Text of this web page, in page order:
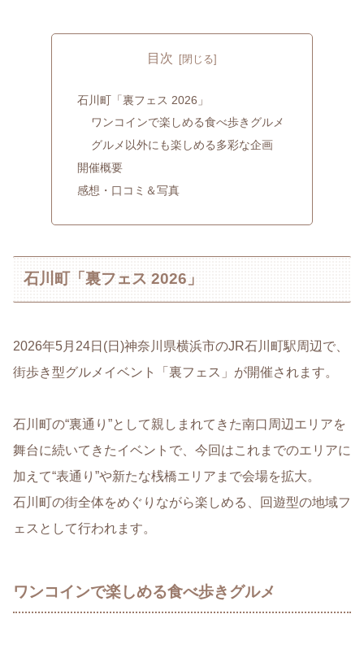
目次
石川町「裏フェス 2026」
ワンコインで楽しめる食べ歩きグルメ
グルメ以外にも楽しめる多彩な企画
開催概要
感想・口コミ＆写真
石川町「裏フェス 2026」
2026年5月24日(日)神奈川県横浜市のJR石川町駅周辺で、
街歩き型グルメイベント「裏フェス」が開催されます。
石川町の“裏通り”として親しまれてきた南口周辺エリアを
舞台に続いてきたイベントで、今回はこれまでのエリアに
加えて“表通り”や新たな桟橋エリアまで会場を拡大。
石川町の街全体をめぐりながら楽しめる、回遊型の地域フ
ェスとして行われます。
ワンコインで楽しめる食べ歩きグルメ